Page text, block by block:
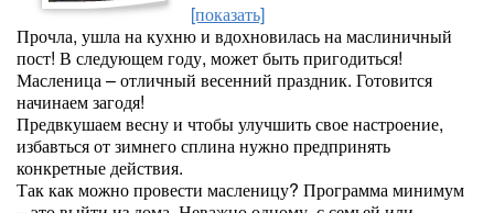
[показать]
Прочла, ушла на кухню и вдохновилась на маслиничный
пост! В следующем году, может быть пригодиться!
Масленица – отличный весенний праздник. Готовится
начинаем загодя!
Предвкушаем весну и чтобы улучшить свое настроение,
избавться от зимнего сплина нужно предпринять
конкретные действия.
Так как можно провести масленицу? Программа минимум